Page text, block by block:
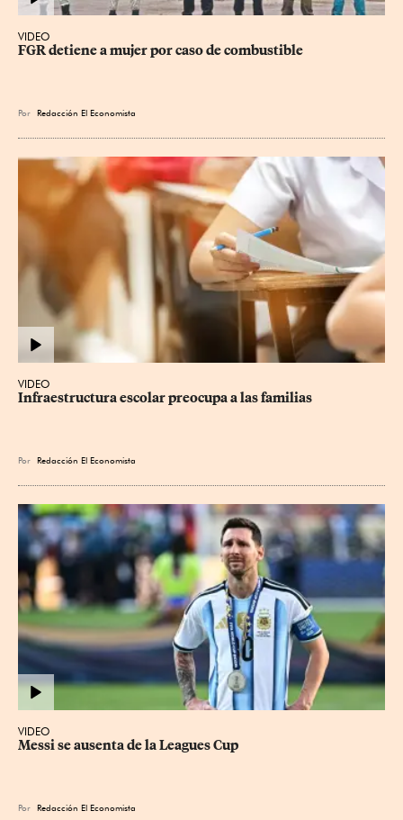
VIDEO
FGR detiene a mujer por caso de combustible
Por Redacción El Economista
VIDEO
Infraestructura escolar preocupa a las familias
Por Redacción El Economista
VIDEO
Messi se ausenta de la Leagues Cup
Por Redacción El Economista